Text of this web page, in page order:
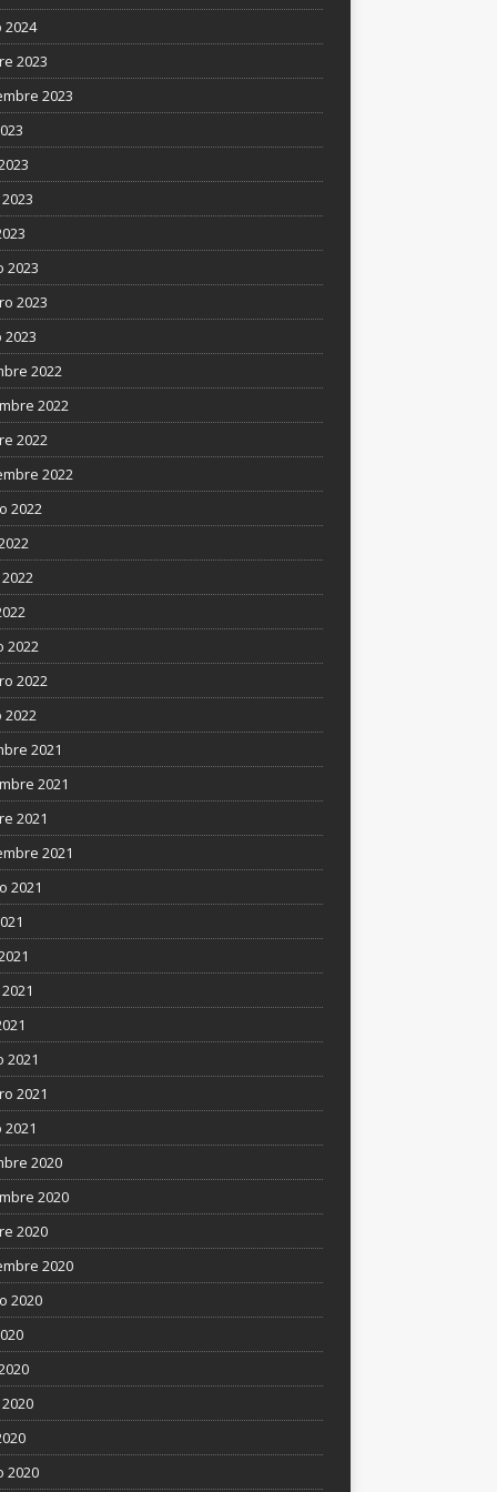
2024
2023
2023
2023
2023
2022
2022
2022
2022
2022
2022
2022
2022
2021
2021
2021
2021
2021
2021
2021
2020
2020
2020
2020
2020
2020